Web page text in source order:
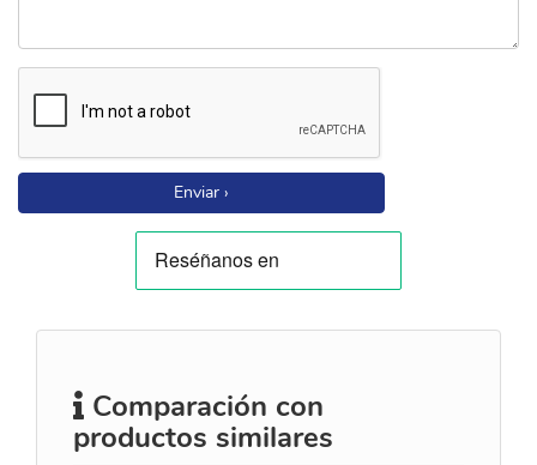
Enviar ›
Comparación con
productos similares